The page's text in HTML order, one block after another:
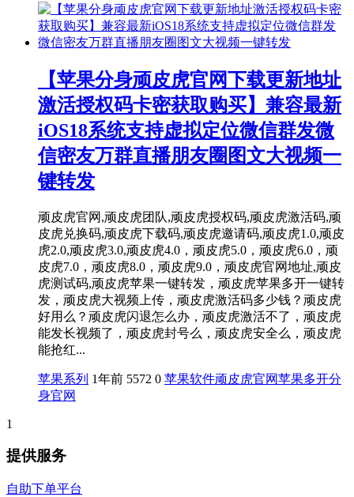
【苹果分身顽皮虎官网下载更新地址
激活授权码卡密获取购买】兼容最新
iOS18系统支持虚拟定位微信群发微
信密友万群直播朋友圈图文大视频一
键转发
顽皮虎官网,顽皮虎团队,顽皮虎授权码,顽皮虎激活码,顽
皮虎兑换码,顽皮虎下载码,顽皮虎邀请码,顽皮虎1.0,顽皮
虎2.0,顽皮虎3.0,顽皮虎4.0，顽皮虎5.0，顽皮虎6.0，顽
皮虎7.0，顽皮虎8.0，顽皮虎9.0，顽皮虎官网地址,顽皮
虎测试码,顽皮虎苹果一键转发，顽皮虎苹果多开一键转
发，顽皮虎大视频上传，顽皮虎激活码多少钱？顽皮虎
好用么？顽皮虎闪退怎么办，顽皮虎激活不了，顽皮虎
能发长视频了，顽皮虎封号么，顽皮虎安全么，顽皮虎
能抢红...
苹果系列 1年前 5572 0 苹果软件顽皮虎官网苹果多开分
身官网
1
提供服务
自助下单平台